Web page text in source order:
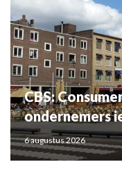
CBS:
ondernemers
6 augustus 2026